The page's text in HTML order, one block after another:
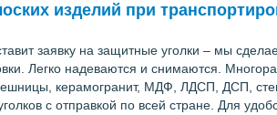
изделий при
заявку на защитные уголки – мы
Легко надеваются и снимаются.
керамогранит, МДФ, ЛДСП, ДСП,
с отправкой по всей стране. Для